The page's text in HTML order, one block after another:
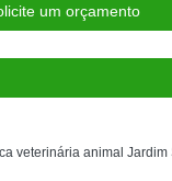
Silvestres
um orçamento
veterinária animal Jardim